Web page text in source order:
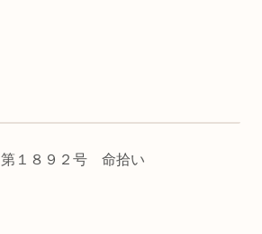
第１８９２号 命拾い